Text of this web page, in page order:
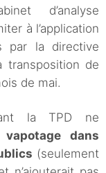
d’analyse
à l’application
par la directive
transposition de
de mai.
la TPD ne
dans
(seulement